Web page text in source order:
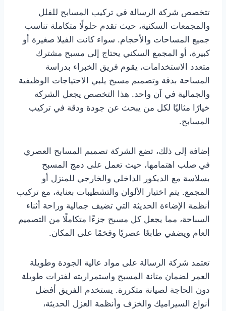
تتخصص شركة الرسالة في تركيب المسابح للفلل
والمجمعات السكنية، حيث تقدم حلولًا متكاملة تناسب
جميع المساحات والأحجام. سواء كانت الفيلا صغيرة أو
كبيرة، أو المجمع السكني يحتاج إلى مسبح مشترك
متعدد الاستخدامات، يقوم فريق الخبراء بدراسة
المساحة بدقة وتصميم مسبح يلبي الاحتياجات الوظيفية
والجمالية في آن واحد. هذا التخصص يجعل الشركة
خيارًا مثاليًا لكل من يبحث عن جودة ودقة في تركيب
المسابح.
إضافة إلى ذلك، تضع الشركة تصميم المسابح العصري
في صلب اهتمامها، حيث تعمل على دمج المسبح
بسلاسة مع الديكور الداخلي والخارجي للمنزل أو
المجمع. يتم اختيار الألوان والتشطيبات بعناية، مع تركيب
أنظمة الإضاءة الحديثة التي تضيف جمالية وراحة أثناء
السباحة، مما يجعل كل مسبح جزءًا متكاملًا من التصميم
العام ويضفي طابعًا عصريًا وفخمًا على المكان.
تعتمد شركة الرسالة على مواد عالية الجودة وطويلة
العمر لضمان متانة المسبح واستمراريته لفترات طويلة
دون الحاجة لصيانة متكررة. يستخدم الفريق أفضل
أنواع السيراميك والخزف وأنظمة العزل الحديثة،